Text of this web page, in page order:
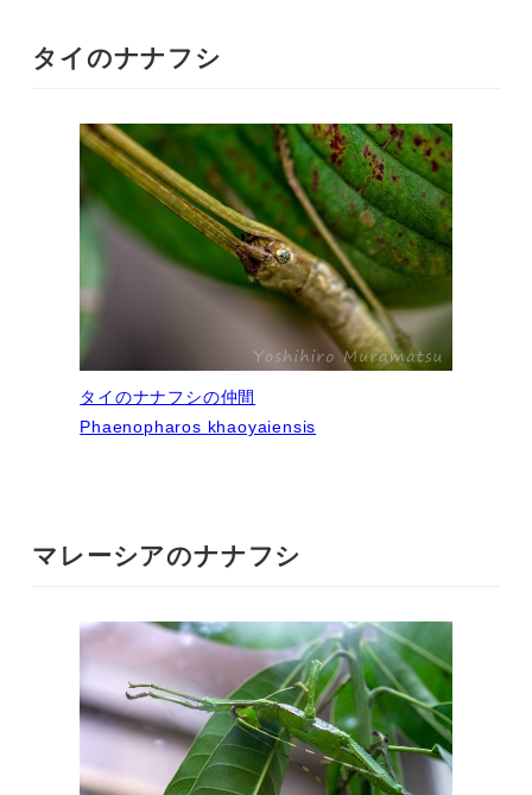
タイのナナフシ
タイのナナフシの仲間
Phaenopharos khaoyaiensis
マレーシアのナナフシ